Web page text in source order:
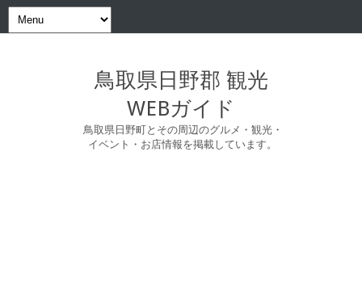
鳥取県日野郡 観光
WEBガイド
鳥取県日野町とその周辺のグルメ・観光・
イベント・お店情報を掲載しています。